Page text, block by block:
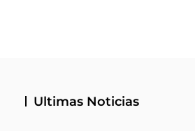
Ultimas Noticias